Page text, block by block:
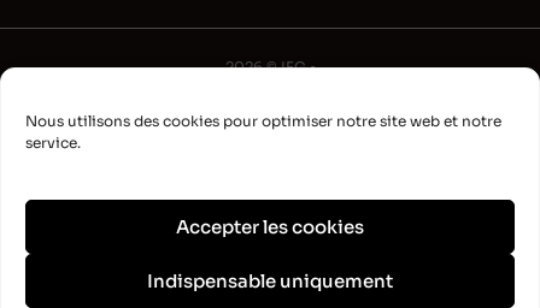
Nous utilisons des cookies pour optimiser notre site web et notre
service.
Accepter les cookies
Indispensable uniquement
2026 © IFG •
•
•